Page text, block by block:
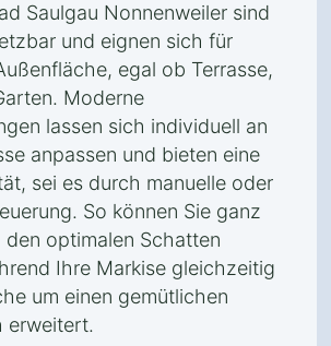
Saulgau Nonnenweiler sind
und eignen sich für
egal ob Terrasse,
Moderne
lassen sich individuell an
anpassen und bieten eine
sei es durch manuelle oder
So können Sie ganz
den optimalen Schatten
Ihre Markise gleichzeitig
um einen gemütlichen
erweitert.